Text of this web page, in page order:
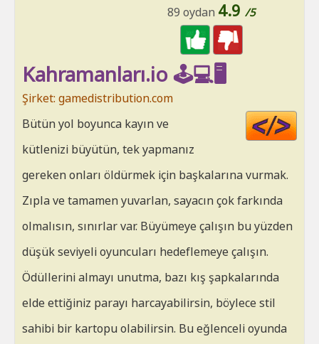
89 oydan 4.9 /5
Kahramanları.io 🕹️💻🖥️
Şirket: gamedistribution.com
Bütün yol boyunca kayın ve
kütlenizi büyütün, tek yapmanız
gereken onları öldürmek için başkalarına vurmak.
Zıpla ve tamamen yuvarlan, sayacın çok farkında
olmalısın, sınırlar var. Büyümeye çalışın bu yüzden
düşük seviyeli oyuncuları hedeflemeye çalışın.
Ödüllerini almayı unutma, bazı kış şapkalarında
elde ettiğiniz parayı harcayabilirsin, böylece stil
sahibi bir kartopu olabilirsin. Bu eğlenceli oyunda